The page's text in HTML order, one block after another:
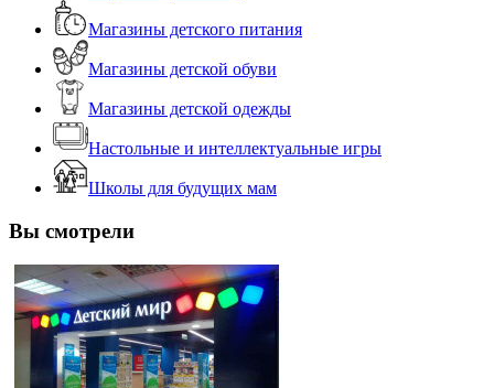
Магазины детского питания
Магазины детской обуви
Магазины детской одежды
Настольные и интеллектуальные игры
Школы для будущих мам
Вы смотрели